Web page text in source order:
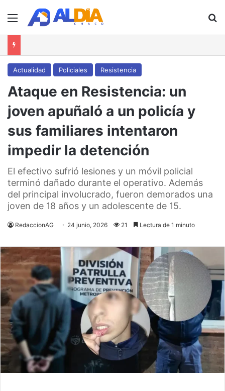
Menú
Actualidad Policiales Resistencia
Ataque en Resistencia: un
joven apuñaló a un policía y
sus familiares intentaron
impedir la detención
El efectivo sufrió lesiones y un móvil policial
terminó dañado durante el operativo. Además
del principal involucrado, fueron demorados una
joven de 18 años y un adolescente de 15.
RedaccionAG 24 junio, 2026 21 Lectura de 1 minuto